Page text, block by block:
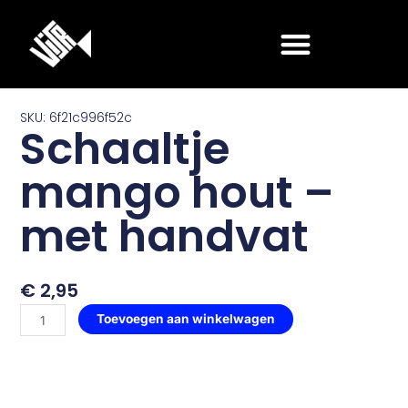
SKU: 6f21c996f52c
Schaaltje
mango hout –
met handvat
€ 2,95
Schaaltje
mango
Toevoegen aan winkelwagen